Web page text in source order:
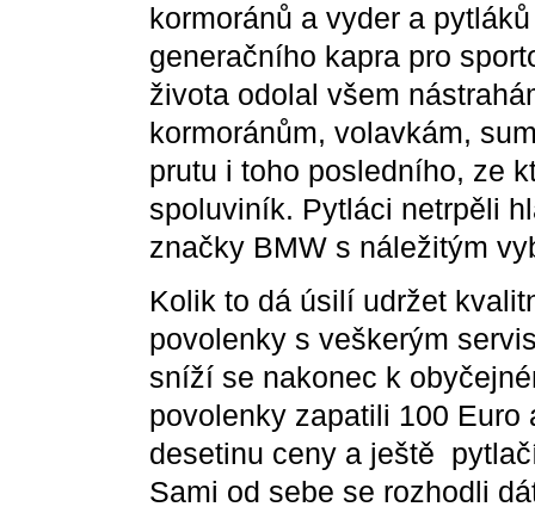
kormoránů a vyder a
generačního kapra pro
života odolal všem
kormoránům, volavkám,
prutu i toho posledního, ze
spoluviník. Pytláci netrpěli
značky BMW s náležitým
Kolik to dá úsilí udržet
povolenky s veškerým
sníží se nakonec k
povolenky zapatili 100
desetinu ceny a ještě
Sami od sebe se rozhodli